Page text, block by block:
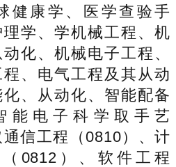
健康学、医学查验手
学、学机械工程、机
化、机械电子工程、
、电气工程及其从动
、从动化、智能配备
能电子科学取手艺
通信工程（0810）、计
0812）、软件工程